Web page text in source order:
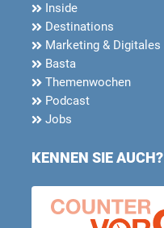
Inside
Destinations
Marketing & Digitales
Basta
Themenwochen
Podcast
Jobs
KENNEN SIE AUCH?